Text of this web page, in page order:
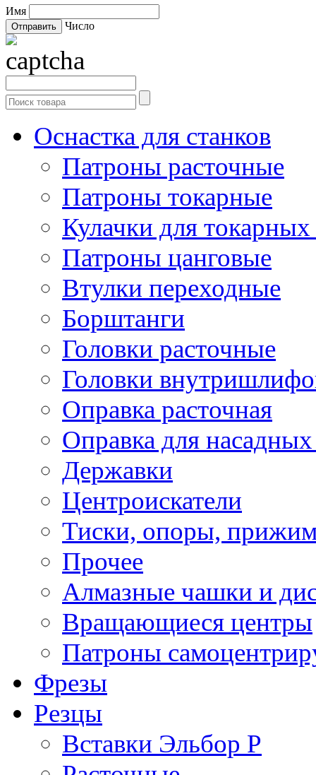
Имя
Число
Оснастка для станков
Патроны расточные
Патроны токарные
Кулачки для
Патроны цанговые
Втулки переходные
Борштанги
Головки расточные
Головки
Оправка расточная
Оправка для
Державки
Центроискатели
Тиски, опоры,
Прочее
Алмазные чашки и
Вращающиеся центры
Патроны
Фрезы
Резцы
Вставки Эльбор Р